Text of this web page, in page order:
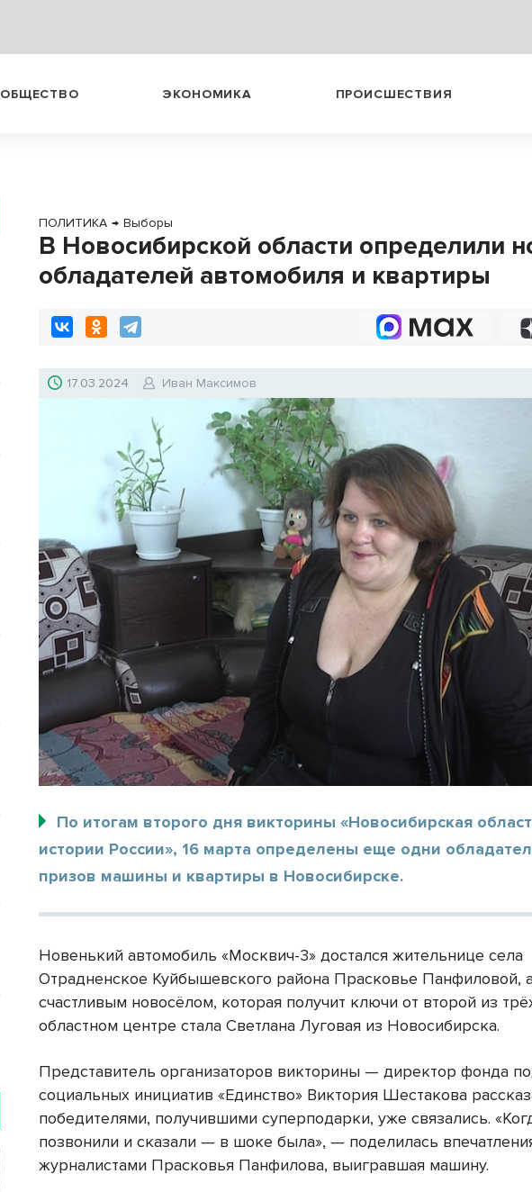
ОБЩЕСТВО ЭКОНОМИКА ПРОИСШЕСТВИЯ
ПОЛИТИКА → Выборы
В Новосибирской области определили
обладателей автомобиля и квартиры
17.03.2024 Иван Максимов
По итогам второго дня викторины «Новосибирская
истории России», 16 марта определены еще одни
призов машины и квартиры в Новосибирске.
Новенький автомобиль «Москвич-3» достался жительнице села
Отрадненское Куйбышевского района Прасковье Панфиловой,
счастливым новосёлом, которая получит ключи от второй из
областном центре стала Светлана Луговая из Новосибирска.
Представитель организаторов викторины — директор фонда
социальных инициатив «Единство» Виктория Шестакова
победителями, получившими суперподарки, уже связались.
позвонили и сказали — в шоке была», — поделилась
журналистами Прасковья Панфилова, выигравшая машину.